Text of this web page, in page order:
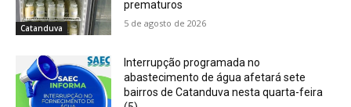
Catanduva
prematuros
5 de agosto de 2026
Interrupção programada no
abastecimento de água afetará sete
bairros de Catanduva nesta quarta-feira